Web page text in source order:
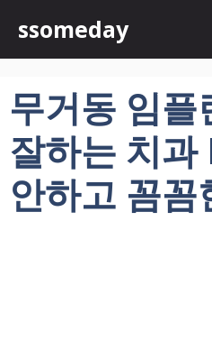
츠
뛰
ssomeday
무거동 임플
잘하는 치
안하고 꼼꼼